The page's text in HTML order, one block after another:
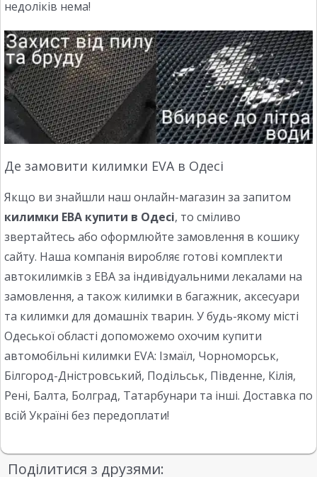
недоліків нема!
Де замовити килимки EVA в Одесі
Якщо ви знайшли наш онлайн-магазин за запитом
килимки ЕВА купити в Одесі, то сміливо
звертайтесь або оформлюйте замовлення в кошику
сайту. Наша компанія виробляє готові комплекти
автокилимків з ЕВА за індивідуальними лекалами на
замовлення, а також килимки в багажник, аксесуари
та килимки для домашніх тварин. У будь-якому місті
Одеської області допоможемо охочим купити
автомобільні килимки EVA: Ізмаїл, Чорноморськ,
Білгород-Дністровський, Подільськ, Південне, Кілія,
Рені, Балта, Болград, Татарбунари та інші. Доставка по
всій Україні без передоплати!
Поділитися з друзями: